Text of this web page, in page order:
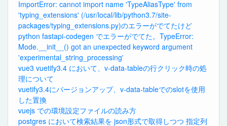
ImportError: cannot import name 'TypeAliasType' from
'typing_extensions' (/usr/local/lib/python3.7/site-
packages/typing_extensions.py)のエラーがでてたけど
python fastapi-codegen でエラーがでてた。TypeError:
Mode.__init__() got an unexpected keyword argument
'experimental_string_processing'
vue3 vuetify3.4 において、v-data-tableの行クリック時の処
理について
vuetify3.4にバージョンアップ、v-data-tableでのslotを使用
した置換
vuejs での環境設定ファイルの読み方
postgres において検索結果を json形式で取得しつつ 指定列